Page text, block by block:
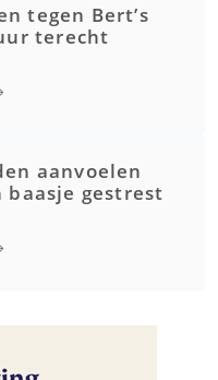
tegen Bert’s
terecht
aanvoelen
baasje gestrest